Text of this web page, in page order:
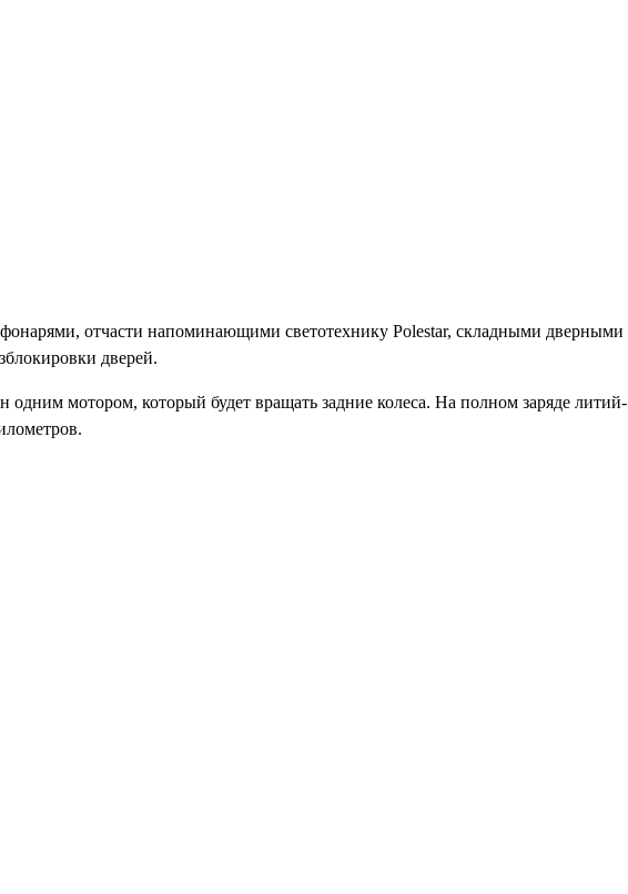
отчасти напоминающими светотехнику Polestar, складными дверными
дверей.
мотором, который будет вращать задние колеса. На полном заряде литий-